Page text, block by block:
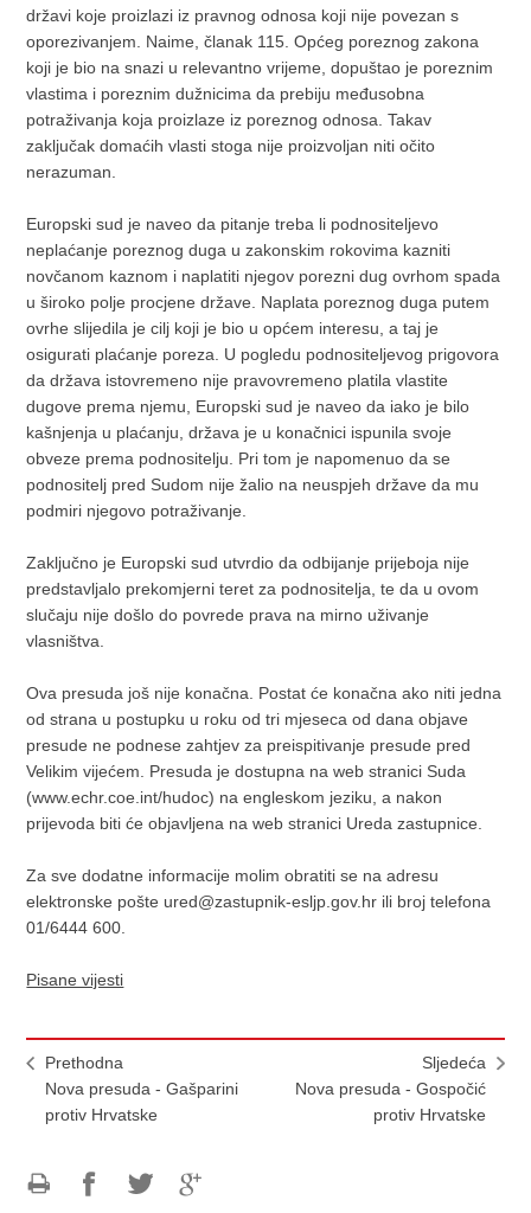
državi koje proizlazi iz pravnog odnosa koji nije povezan s
oporezivanjem. Naime, članak 115. Općeg poreznog zakona
koji je bio na snazi u relevantno vrijeme, dopuštao je poreznim
vlastima i poreznim dužnicima da prebiju međusobna
potraživanja koja proizlaze iz poreznog odnosa. Takav
zaključak domaćih vlasti stoga nije proizvoljan niti očito
nerazuman.
Europski sud je naveo da pitanje treba li podnositeljevo
neplaćanje poreznog duga u zakonskim rokovima kazniti
novčanom kaznom i naplatiti njegov porezni dug ovrhom spada
u široko polje procjene države. Naplata poreznog duga putem
ovrhe slijedila je cilj koji je bio u općem interesu, a taj je
osigurati plaćanje poreza. U pogledu podnositeljevog prigovora
da država istovremeno nije pravovremeno platila vlastite
dugove prema njemu, Europski sud je naveo da iako je bilo
kašnjenja u plaćanju, država je u konačnici ispunila svoje
obveze prema podnositelju. Pri tom je napomenuo da se
podnositelj pred Sudom nije žalio na neuspjeh države da mu
podmiri njegovo potraživanje.
Zaključno je Europski sud utvrdio da odbijanje prijeboja nije
predstavljalo prekomjerni teret za podnositelja, te da u ovom
slučaju nije došlo do povrede prava na mirno uživanje
vlasništva.
Ova presuda još nije konačna. Postat će konačna ako niti jedna
od strana u postupku u roku od tri mjeseca od dana objave
presude ne podnese zahtjev za preispitivanje presude pred
Velikim vijećem. Presuda je dostupna na web stranici Suda
(www.echr.coe.int/hudoc) na engleskom jeziku, a nakon
prijevoda biti će objavljena na web stranici Ureda zastupnice.
Za sve dodatne informacije molim obratiti se na adresu
elektronske pošte ured@zastupnik-esljp.gov.hr ili broj telefona
01/6444 600.
Pisane vijesti
Prethodna
Nova presuda - Gašparini
protiv Hrvatske
Sljedeća
Nova presuda - Gospočić
protiv Hrvatske